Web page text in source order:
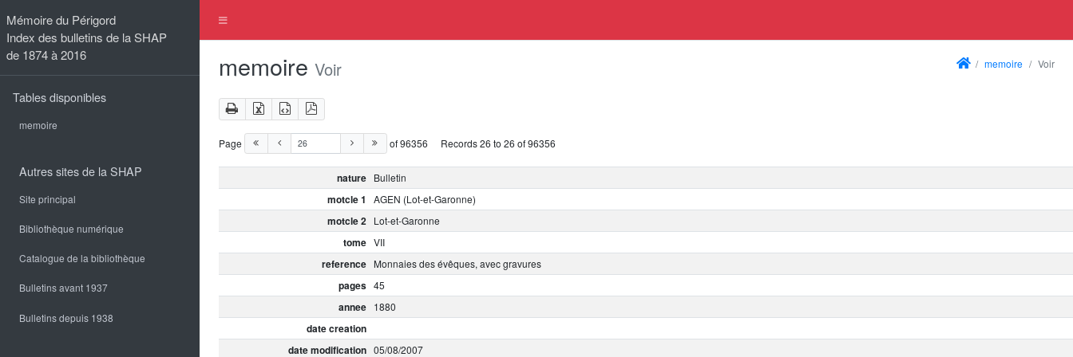
Mémoire du Périgord
Index des bulletins de la SHAP
de 1874 à 2016
Tables disponibles
memoire
Autres sites de la SHAP
Site principal
Bibliothèque numérique
Catalogue de la bibliothèque
Bulletins avant 1937
Bulletins depuis 1938
memoire Voir memoire Voir
Page of 96356 Records 26 to 26 of 96356
nature Bulletin
motcle 1 AGEN (Lot-et-Garonne)
motcle 2 Lot-et-Garonne
tome VII
reference Monnaies des évêques, avec gravures
pages 45
annee 1880
date creation
date modification 05/08/2007